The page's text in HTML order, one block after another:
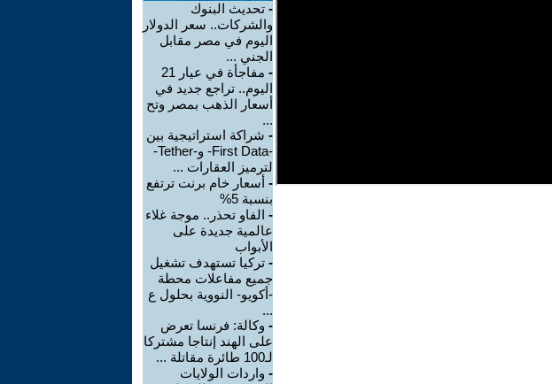
- تحديث البنوك
والشركات.. سعر الدولار
اليوم في مصر مقابل
الجني ...
-
مفاجأة في عيار 21
اليوم.. تراجع جديد في
أسعار الذهب بمصر وتح
...
- شراكة استراتيجية بين
-First Data- و-Tether-
لترميز العقارات ...
- أسعار خام برنت ترتفع
بنسبة 5%
- الفاو تحذر.. موجة غلاء
عالمية جديدة على
الأبواب
- تركيا تستهدف تشغيل
جميع مفاعلات محطة
-أكويو- النووية بحلول ع
...
- وكالة: فرنسا تعرض
على الهند إنتاجا مشتركا
لـ100 طائرة مقاتلة ...
- واردات الولايات